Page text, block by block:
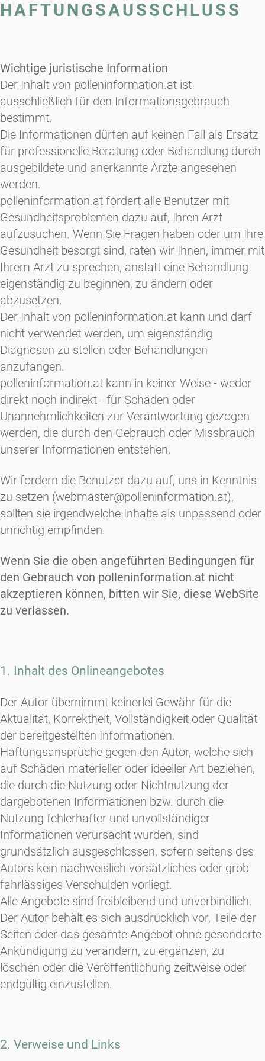
HAFTUNGSAUSSCHLUSS
Wichtige juristische Information
Der Inhalt von polleninformation.at ist
ausschließlich für den Informationsgebrauch
bestimmt.
Die Informationen dürfen auf keinen Fall als Ersatz
für professionelle Beratung oder Behandlung durch
ausgebildete und anerkannte Ärzte angesehen
werden.
polleninformation.at fordert alle Benutzer mit
Gesundheitsproblemen dazu auf, Ihren Arzt
aufzusuchen. Wenn Sie Fragen haben oder um Ihre
Gesundheit besorgt sind, raten wir Ihnen, immer mit
Ihrem Arzt zu sprechen, anstatt eine Behandlung
eigenständig zu beginnen, zu ändern oder
abzusetzen.
Der Inhalt von polleninformation.at kann und darf
nicht verwendet werden, um eigenständig
Diagnosen zu stellen oder Behandlungen
anzufangen.
polleninformation.at kann in keiner Weise - weder
direkt noch indirekt - für Schäden oder
Unannehmlichkeiten zur Verantwortung gezogen
werden, die durch den Gebrauch oder Missbrauch
unserer Informationen entstehen.
Wir fordern die Benutzer dazu auf, uns in Kenntnis
zu setzen (webmaster@polleninformation.at),
sollten sie irgendwelche Inhalte als unpassend oder
unrichtig empfinden.
Wenn Sie die oben angeführten Bedingungen für
den Gebrauch von polleninformation.at nicht
akzeptieren können, bitten wir Sie, diese WebSite
zu verlassen.
1. Inhalt des Onlineangebotes
Der Autor übernimmt keinerlei Gewähr für die
Aktualität, Korrektheit, Vollständigkeit oder Qualität
der bereitgestellten Informationen.
Haftungsansprüche gegen den Autor, welche sich
auf Schäden materieller oder ideeller Art beziehen,
die durch die Nutzung oder Nichtnutzung der
dargebotenen Informationen bzw. durch die
Nutzung fehlerhafter und unvollständiger
Informationen verursacht wurden, sind
grundsätzlich ausgeschlossen, sofern seitens des
Autors kein nachweislich vorsätzliches oder grob
fahrlässiges Verschulden vorliegt.
Alle Angebote sind freibleibend und unverbindlich.
Der Autor behält es sich ausdrücklich vor, Teile der
Seiten oder das gesamte Angebot ohne gesonderte
Ankündigung zu verändern, zu ergänzen, zu
löschen oder die Veröffentlichung zeitweise oder
endgültig einzustellen.
2. Verweise und Links